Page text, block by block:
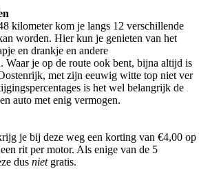
kilometer kom je langs 12 verschillende
worden. Hier kun je genieten van het
en drankje en andere
Waar je op de route ook bent, bijna altijd is
met zijn eeuwig witte top niet ver
is het wel belangrijk de
auto met enig vermogen.
je bij deze weg een korting van €4,00 op
rit per motor. Als enige van de 5
dus nietgratis.